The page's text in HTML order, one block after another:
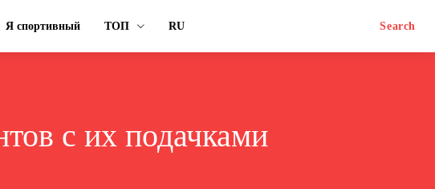
Я спортивный ТОП RU Search
с их подачками